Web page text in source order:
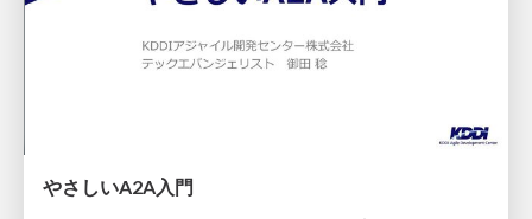
やさしいA2A入門